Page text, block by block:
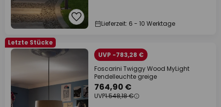
Lieferzeit: 6 - 10 Werktage
Letzte Stücke
UVP -783,28 €
Foscarini Twiggy Wood MyLight
Pendelleuchte greige
764,90 €
UVP1.548,18 €